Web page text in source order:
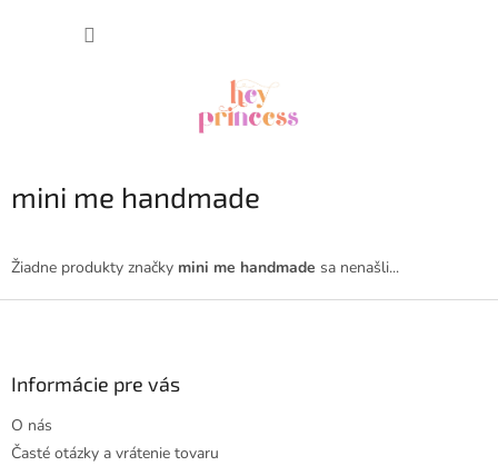
mini me handmade
Žiadne produkty značky mini me handmade sa nenašli...
Informácie pre vás
O nás
Časté otázky a vrátenie tovaru